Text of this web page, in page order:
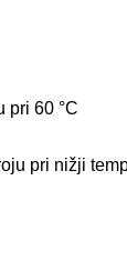
pri 60 °C
pri nižji